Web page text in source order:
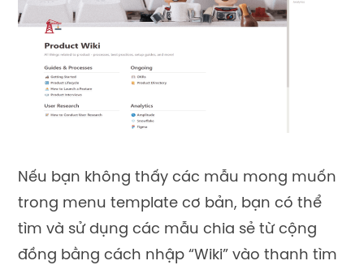
Nếu bạn không thấy các mẫu mong muốn
trong menu template cơ bản, bạn có thể
tìm và sử dụng các mẫu chia sẻ từ cộng
đồng bằng cách nhập “Wiki” vào thanh tìm